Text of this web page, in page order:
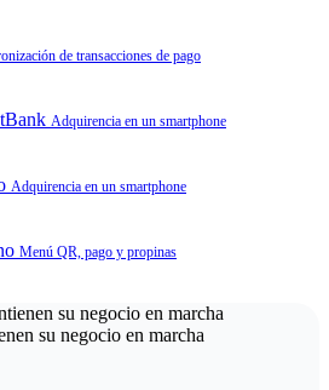
de transacciones de pago
Adquirencia en un smartphone
Adquirencia en un smartphone
Menú QR, pago y propinas
su negocio en marcha